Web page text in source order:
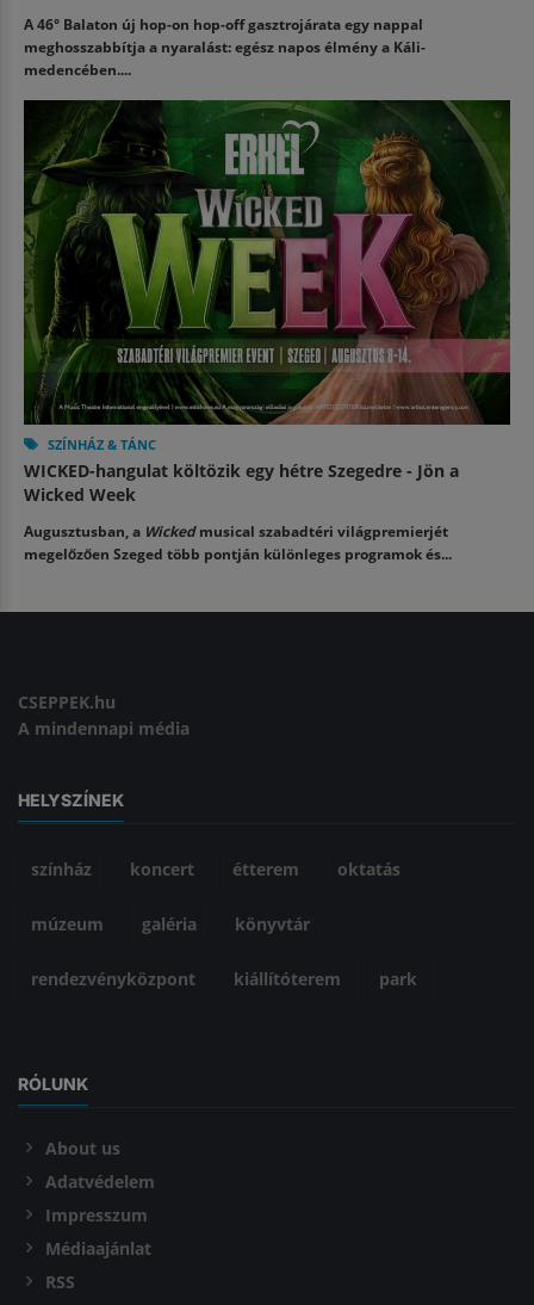
A 46° Balaton új hop-on hop-off gasztrojárata egy nappal
meghosszabbítja a nyaralást: egész napos élmény a Káli-
medencében....
SZÍNHÁZ & TÁNC
WICKED-hangulat költözik egy hétre Szegedre - Jön a
Wicked Week
Augusztusban, a Wickedmusical szabadtéri világpremierjét
megelőzően Szeged több pontján különleges programok és...
CSEPPEK.hu
A mindennapi média
HELYSZÍNEK
színház koncert étterem oktatás
múzeum galéria könyvtár
rendezvényközpont kiállítóterem park
RÓLUNK
About us
Adatvédelem
Impresszum
Médiaajánlat
RSS